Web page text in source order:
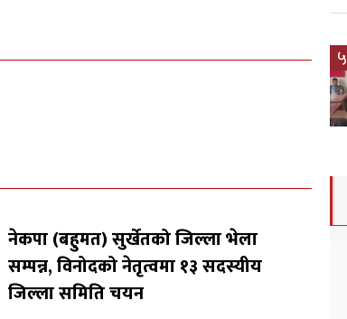
नेकपा (बहुमत) सुर्खेतको जिल्ला भेला
सम्पन्न, विनोदको नेतृत्वमा १३ सदस्यीय
जिल्ला समिति चयन
५